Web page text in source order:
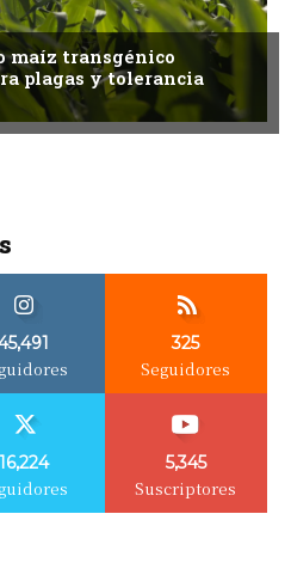
maíz transgénico
plagas y tolerancia
325
Seguidores
16,224 5,345
Suscriptores